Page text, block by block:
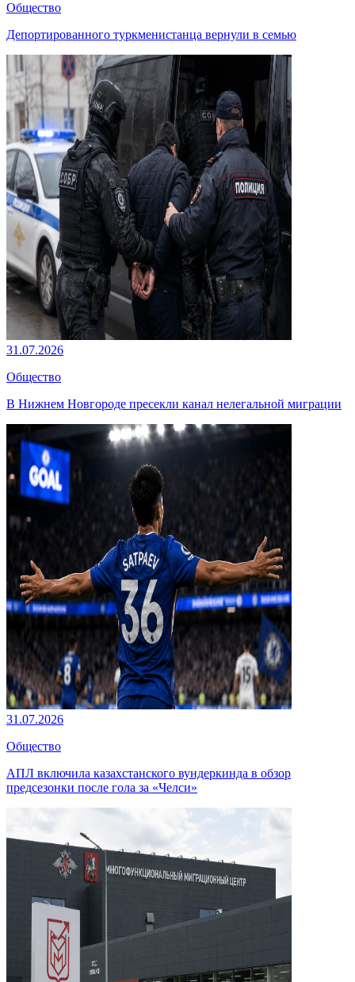
Общество
Депортированного туркменистанца вернули в семью
31.07.2026
Общество
В Нижнем Новгороде пресекли канал нелегальной миграции
31.07.2026
Общество
АПЛ включила казахстанского вундеркинда в обзор
предсезонки после гола за «Челси»